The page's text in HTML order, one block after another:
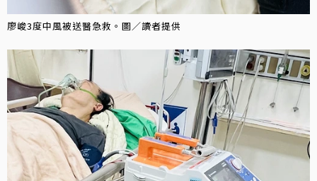
廖峻3度中風被送醫急救。圖／讀者提供